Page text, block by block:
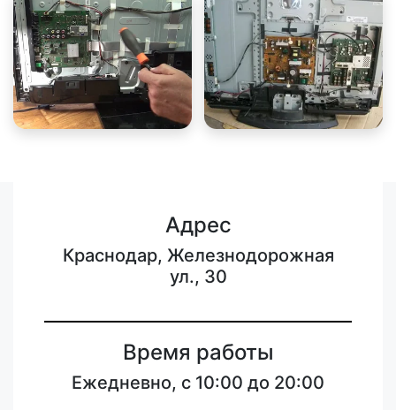
Адрес
Краснодар, Железнодорожная
ул., 30
Время работы
Ежедневно, с 10:00 до 20:00